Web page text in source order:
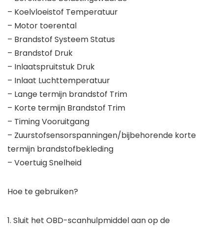
– Koelvloeistof Temperatuur
– Motor toerental
– Brandstof Systeem Status
– Brandstof Druk
– Inlaatspruitstuk Druk
– Inlaat Luchttemperatuur
– Lange termijn brandstof Trim
– Korte termijn Brandstof Trim
– Timing Vooruitgang
– Zuurstofsensorspanningen/bijbehorende korte
termijn brandstofbekleding
– Voertuig Snelheid
Hoe te gebruiken?
1. Sluit het OBD-scanhulpmiddel aan op de